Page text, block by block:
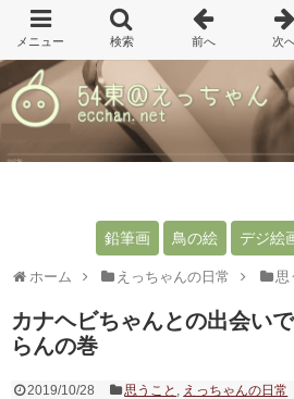
鉛筆画 鳥の絵 デジ絵
ホーム えっちゃんの日常 思
カナヘビちゃんとの出会い
らんの巻
2019/10/28 思うこと , えっちゃんの日常